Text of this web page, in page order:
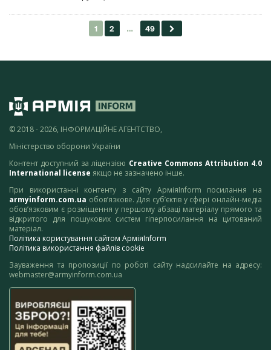
© 2018 - 2026, ІНФОРМАЦІЙНЕ АГЕНТСТВО,
Міністерство оборони України
Контент доступний за ліцензією Creative Commons Attribution 4.0
International license якщо не зазначено інше.
При використанні контенту з сайту АрміяInform посилання на
armyinform.com.ua обов’язкове. Для суб’єктів у сфері онлайн-медіа
обов’язковим є розміщення у першому абзаці матеріалу прямого та
відкритого для пошукових систем гіперпосилання на цитований
матеріал.
Політика користування сайтом АрміяInform
Політика використання файлів cookie
Зауваження та пропозиції по роботі сайту надсилайте на адресу:
webmaster@armyinform.com.ua